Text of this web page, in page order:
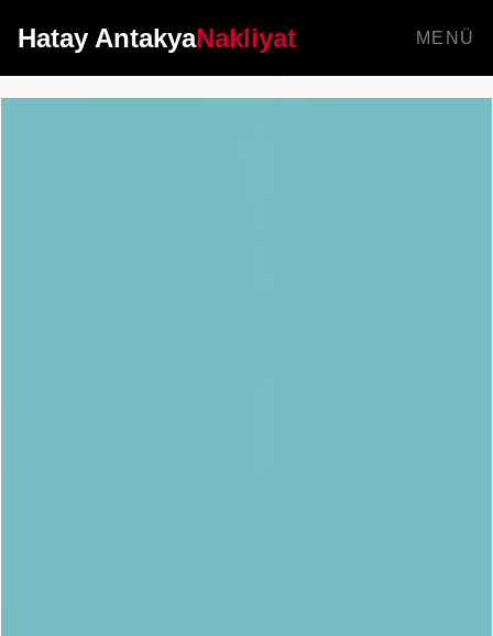
Hatay AntakyaNakliyat MENÜ